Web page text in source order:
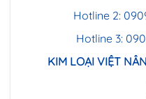
Hotline 2:
Hotline 3:
KIM LOẠI VIỆT